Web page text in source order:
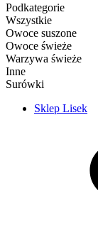
Podkategorie
Wszystkie
Owoce suszone
Owoce świeże
Warzywa świeże
Inne
Surówki
Sklep Lisek